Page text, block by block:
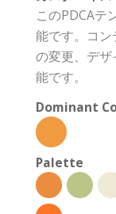
このPDCAテ
能です。コ
の変更、デ
能です。
Dominant
Palette